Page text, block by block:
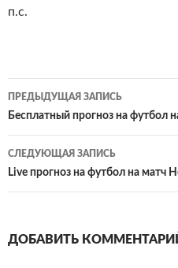
п.с.
Навигация
по
записям
ПРЕДЫДУЩАЯ ЗАПИСЬ
Бесплатный прогноз на футбол
СЛЕДУЮЩАЯ ЗАПИСЬ
Live прогноз на футбол на матч
ДОБАВИТЬ